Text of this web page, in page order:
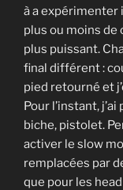
à a
plus ou moins de
plus puissant.
final différent :
pied retourné et
Pour l’instant,
biche, pistolet.
activer le slow
remplacées par
que pour les